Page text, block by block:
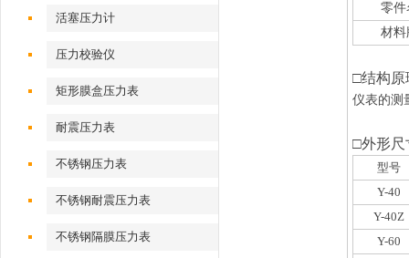
活塞压力计
压力校验仪
矩形膜盒压力表
耐震压力表
不锈钢压力表
不锈钢耐震压力表
不锈钢隔膜压力表
零件
材料
□结构原
仪表的测
□外形尺
型号
Y-40
Y-40Z
Y-60